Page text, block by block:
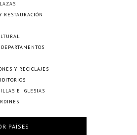
RESTAURACIÓN
Y RECICLAJES
E IGLESIAS
PAÍSES